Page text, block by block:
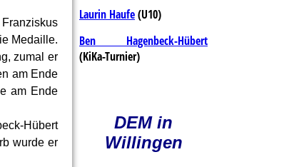
Medaille.
zumal er
am Ende
am Ende
Hübert
wurde er
Laurin Haufe(U10)
Ben Hagenbeck-Hübert
(KiKa-Turnier)
DEM in
Willingen